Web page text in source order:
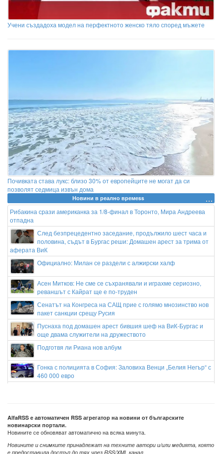
Учени създадоха модел на перфектното женско тяло според мъжете
Почивката става лукс: близо 30% от европейците не могат да си
позволят седмица извън дома
Новини в реално времеss
Рибакина срази американка за 1/8-финал в Торонто, Мира Андреева
отпадна
След безпрецедентно заседание, продължило шест часа и
половина, съдът в Бургас реши: Домашен арест за трима от
аферата ВиК
Официално: Милан се раздели с алжирски халф
Асен Митков: Не сме се съхранявали и играхме сериозно,
реваншът с Кайрат ще е по-труден
Сенатът на Конгреса на САЩ прие с голямо мнозинство нов
пакет санкции срещу Русия
Пуснаха под домашен арест бившия шеф на ВиК-Бургас и
още двама служители на дружеството
Подготвя ли Риана нов албум
Гонка с полицията в София: Заловиха Венци „Белия Негър“ с
460 000 евро
AlfaRSS е автоматичен RSS агрегатор на новини от българските
новинарски портали.
Новините се обновяват автоматично на всяка минута.
Новините и снимките принадлежат на техните автори и/или медията, която
е предоставила достъп до тях чрез RSS/XML канал.